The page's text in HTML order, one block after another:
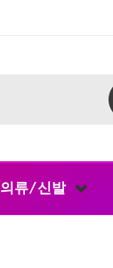
의류/신발